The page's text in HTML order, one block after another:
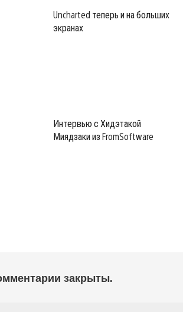
Uncharted теперь и на больших
экранах
Интервью с Хидэтакой
Миядзаки из FromSoftware
закрыты.